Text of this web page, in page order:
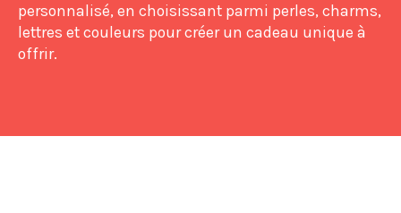
personnalisé, en choisissant parmi perles, charms,
lettres et couleurs pour créer un cadeau unique à
offrir.